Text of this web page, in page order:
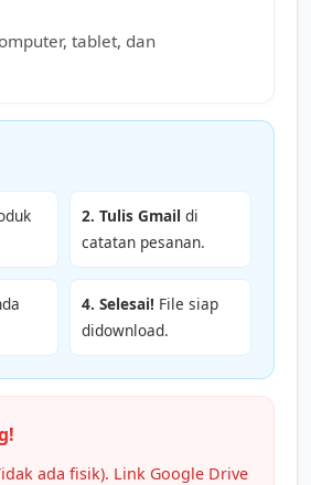
tablet, dan
2. Tulis Gmail di
catatan pesanan.
4. Selesai! File siap
didownload.
ada fisik). Link Google Drive